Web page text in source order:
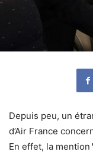
Depuis peu, un
d’Air France
En effet, la mention